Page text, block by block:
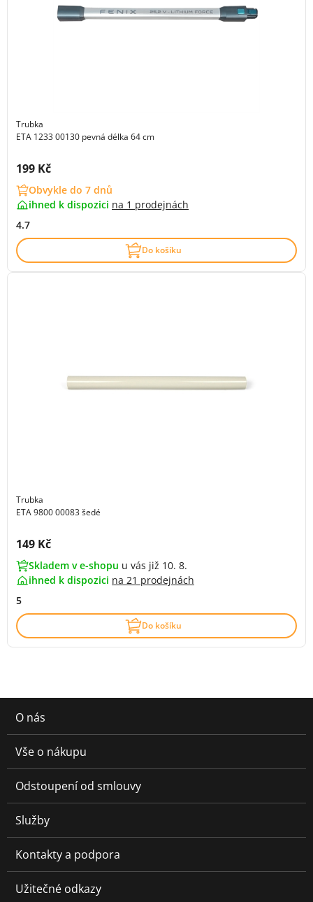
Trubka
ETA 1233 00130 pevná délka 64 cm
Cena s DPH:
199 Kč
Obvykle do 7 dnů
ihned k dispozici na 1 prodejnách
4.7
Do košíku
Trubka
ETA 9800 00083 šedé
Cena s DPH:
149 Kč
Skladem v e-shopu u vás již 10. 8.
ihned k dispozici na 21 prodejnách
5
Do košíku
O nás
Vše o nákupu
Odstoupení od smlouvy
Služby
Kontakty a podpora
Užitečné odkazy